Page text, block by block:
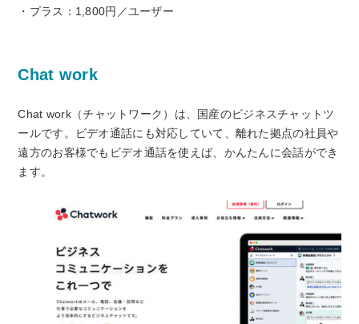
・プラス：1,800円／ユーザー
Chat work
Chat work（チャットワーク）は、国産のビジネスチャットツ
ールです。ビデオ通話にも対応していて、離れた拠点の社員や
遠方のお客様でもビデオ通話を使えば、かんたんに会話ができ
ます。